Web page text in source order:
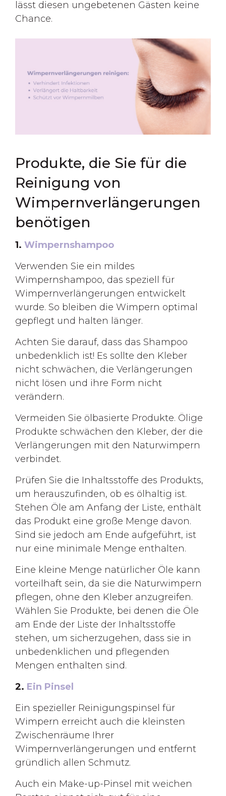
lässt diesen ungebetenen Gästen keine
Chance.
Produkte, die Sie für die
Reinigung von
Wimpernverlängerungen
benötigen
1. Wimpernshampoo
Verwenden Sie ein mildes
Wimpernshampoo, das speziell für
Wimpernverlängerungen entwickelt
wurde. So bleiben die Wimpern optimal
gepflegt und halten länger.
Achten Sie darauf, dass das Shampoo
unbedenklich ist! Es sollte den Kleber
nicht schwächen, die Verlängerungen
nicht lösen und ihre Form nicht
verändern.
Vermeiden Sie ölbasierte Produkte. Ölige
Produkte schwächen den Kleber, der die
Verlängerungen mit den Naturwimpern
verbindet.
Prüfen Sie die Inhaltsstoffe des Produkts,
um herauszufinden, ob es ölhaltig ist.
Stehen Öle am Anfang der Liste, enthält
das Produkt eine große Menge davon.
Sind sie jedoch am Ende aufgeführt, ist
nur eine minimale Menge enthalten.
Eine kleine Menge natürlicher Öle kann
vorteilhaft sein, da sie die Naturwimpern
pflegen, ohne den Kleber anzugreifen.
Wählen Sie Produkte, bei denen die Öle
am Ende der Liste der Inhaltsstoffe
stehen, um sicherzugehen, dass sie in
unbedenklichen und pflegenden
Mengen enthalten sind.
2. Ein Pinsel
Ein spezieller Reinigungspinsel für
Wimpern erreicht auch die kleinsten
Zwischenräume Ihrer
Wimpernverlängerungen und entfernt
gründlich allen Schmutz.
Auch ein Make-up-Pinsel mit weichen